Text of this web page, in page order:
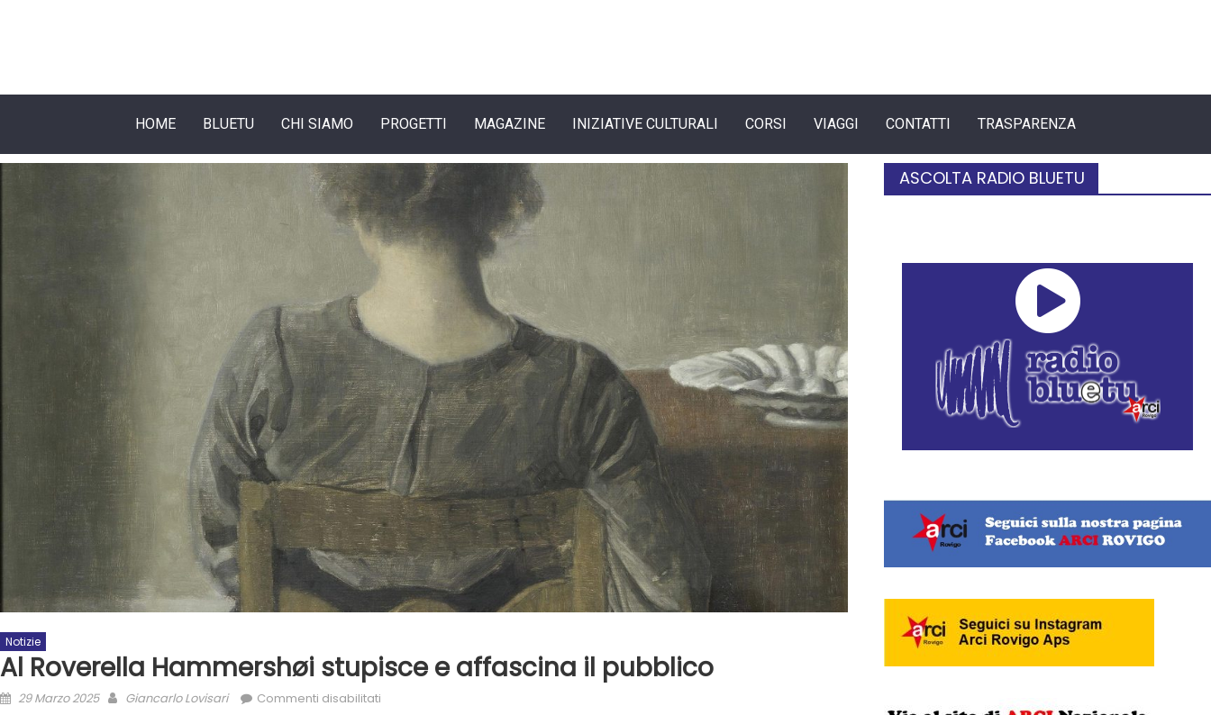
HOME BLUETU CHI SIAMO PROGETTI MAGAZINE INIZIATIVE CULTURALI CORSI VIAGGI CONTATTI TRASPARENZA
Notizie
Al Roverella Hammershøi stupisce e affascina il pubblico
29 Marzo 2025 Giancarlo Lovisari Commenti disabilitati
ASCOLTA RADIO BLUETU